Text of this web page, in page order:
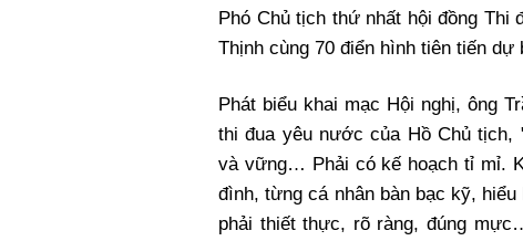
Phó Chủ tịch thứ nhất hội đồng Thi
Thịnh cùng 70 điển hình tiên tiến dự
Phát biểu khai mạc Hội nghị, ông
thi đua yêu nước của Hồ Chủ tịch,
và vững… Phải có kế hoạch tỉ mỉ.
đình, từng cá nhân bàn bạc kỹ,
phải thiết thực, rõ ràng, đúng